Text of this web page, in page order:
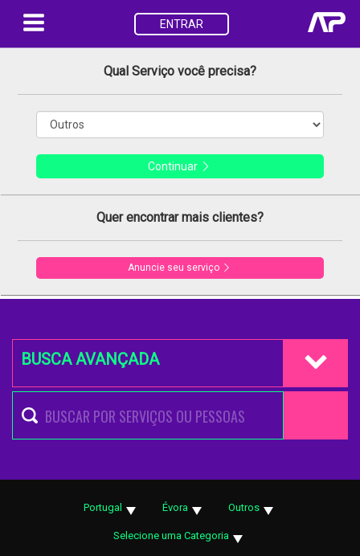
ENTRAR
Qual Serviço você precisa?
Continuar
Quer encontrar mais clientes?
Anuncie seu serviço
BUSCA AVANÇADA
Portugal Évora Outros
Selecione uma Categoria